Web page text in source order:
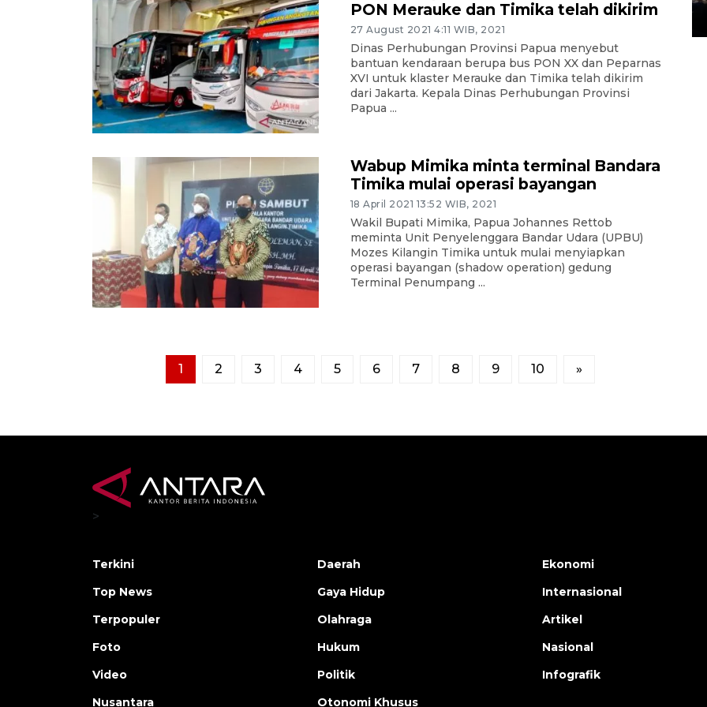
PON Merauke dan Timika telah dikirim
27 August 2021 4:11 WIB, 2021
Dinas Perhubungan Provinsi Papua menyebut
bantuan kendaraan berupa bus PON XX dan Peparnas
XVI untuk klaster Merauke dan Timika telah dikirim
dari Jakarta. Kepala Dinas Perhubungan Provinsi
Papua ...
Wabup Mimika minta terminal Bandara
Timika mulai operasi bayangan
18 April 2021 13:52 WIB, 2021
Wakil Bupati Mimika, Papua Johannes Rettob
meminta Unit Penyelenggara Bandar Udara (UPBU)
Mozes Kilangin Timika untuk mulai menyiapkan
operasi bayangan (shadow operation) gedung
Terminal Penumpang ...
1 2 3 4 5 6 7 8 9 10 »
14 March 2022 15:11 WIB, 2022
>
Terkini
Top News
Terpopuler
Foto
Video
Nusantara
Daerah
Gaya Hidup
Olahraga
Hukum
Politik
Otonomi Khusus
Ekonomi
Internasional
Artikel
Nasional
Infografik